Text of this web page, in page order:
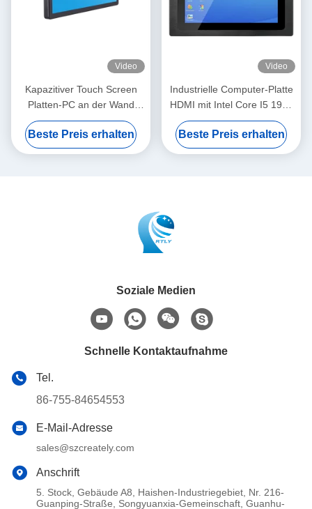
Video
Kapazitiver Touch Screen
Platten-PC an der Wand
befestigte industrielle Vesa
Embedded Hd
Beste Preis erhalten
Video
Industrielle Computer-Platte
HDMI mit Intel Core I5 1920
x Bewertung 1080 der
Entschließungs-IP65
Beste Preis erhalten
Soziale Medien
Schnelle Kontaktaufnahme
Tel.
86-755-84654553
E-Mail-Adresse
sales@szcreately.com
Anschrift
5. Stock, Gebäude A8, Haishen-Industriegebiet, Nr. 216-
Guanping-Straße, Songyuanxia-Gemeinschaft, Guanhu-